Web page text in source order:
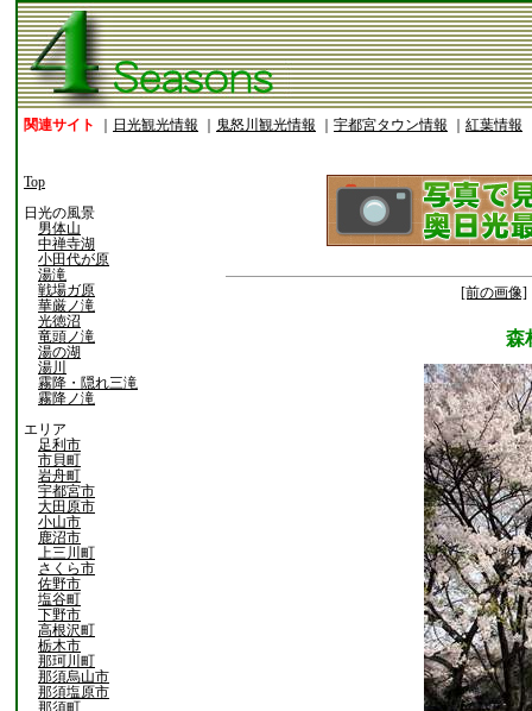
関連サイト 日光観光情報 鬼怒川観光情報 宇都宮タウン情報 紅葉情報
Top
日光の風景
男体山
中禅寺湖
小田代が原
湯滝
戦場ガ原
華厳ノ滝
光徳沼
竜頭ノ滝
湯の湖
湯川
霧降・隠れ三滝
霧降ノ滝
エリア
足利市
市貝町
岩舟町
宇都宮市
大田原市
小山市
鹿沼市
上三川町
さくら市
佐野市
塩谷町
下野市
高根沢町
栃木市
那珂川町
那須烏山市
那須塩原市
那須町
[前の画像]
森